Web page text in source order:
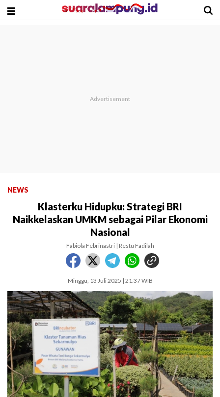
NEWS
Klasterku Hidupku: Strategi BRI
Naikkelaskan UMKM sebagai Pilar Ekonomi
Nasional
Fabiola Febrinastri | Restu Fadilah
Minggu, 13 Juli 2025 | 21:37 WIB